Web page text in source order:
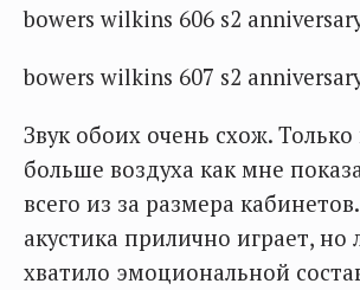
bowers wilkins 606 s2
bowers wilkins 607 s2
Звук обоих очень схож. Только
больше воздуха как мне
всего из за размера
акустика прилично играет,
хватило эмоциональной